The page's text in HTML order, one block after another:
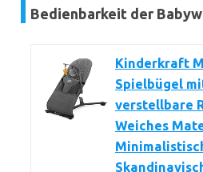
Bedienbarkeit der
Kinderkraft
Spielbügel
verstellbare
Weiches